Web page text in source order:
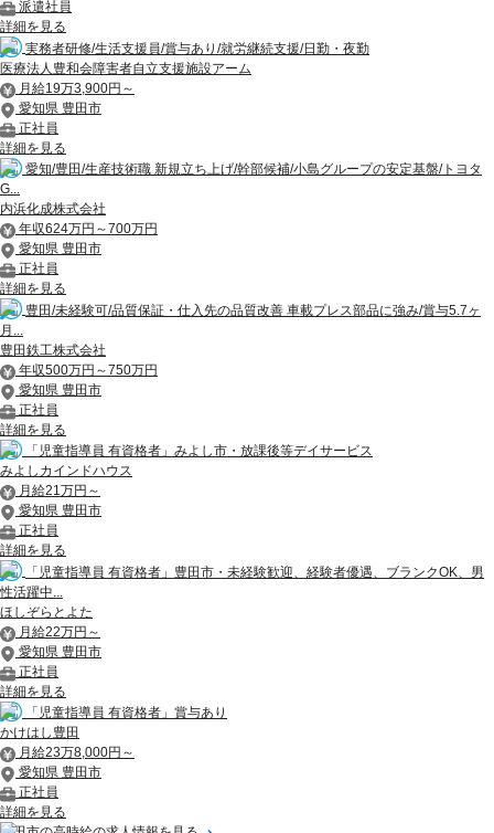
派遣社員
詳細を見る
実務者研修/生活支援員/賞与あり/就労継続支援/日勤・夜勤
医療法人豊和会障害者自立支援施設アーム
月給19万3,900円～
愛知県 豊田市
正社員
詳細を見る
愛知/豊田/生産技術職 新規立ち上げ/幹部候補/小島グループの安定基盤/トヨタ
G...
内浜化成株式会社
年収624万円～700万円
愛知県 豊田市
正社員
詳細を見る
豊田/未経験可/品質保証・仕入先の品質改善 車載プレス部品に強み/賞与5.7ヶ
月...
豊田鉄工株式会社
年収500万円～750万円
愛知県 豊田市
正社員
詳細を見る
「児童指導員 有資格者」みよし市・放課後等デイサービス
みよしカインドハウス
月給21万円～
愛知県 豊田市
正社員
詳細を見る
「児童指導員 有資格者」豊田市・未経験歓迎、経験者優遇、ブランクOK、男
性活躍中...
ほしぞらとよた
月給22万円～
愛知県 豊田市
正社員
詳細を見る
「児童指導員 有資格者」賞与あり
かけはし豊田
月給23万8,000円～
愛知県 豊田市
正社員
詳細を見る